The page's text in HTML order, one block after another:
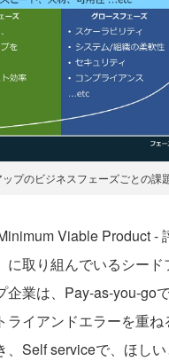
ップのビジネスフェーズごとの課
Viable Product -
に取り組んでいるシード
企業は、Pay-as-you-go
ライアンドエラーを重ね
、Self serviceで、ほし